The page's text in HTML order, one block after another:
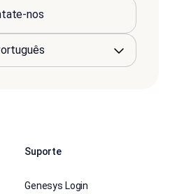
nos
Suporte
Genesys Login